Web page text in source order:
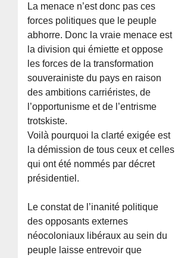
La menace n’est donc pas ces
forces politiques que le peuple
abhorre. Donc la vraie menace est
la division qui émiette et oppose
les forces de la transformation
souverainiste du pays en raison
des ambitions carriéristes, de
l’opportunisme et de l’entrisme
trotskiste.
Voilà pourquoi la clarté exigée est
la démission de tous ceux et celles
qui ont été nommés par décret
présidentiel.
Le constat de l’inanité politique
des opposants externes
néocoloniaux libéraux au sein du
peuple laisse entrevoir que